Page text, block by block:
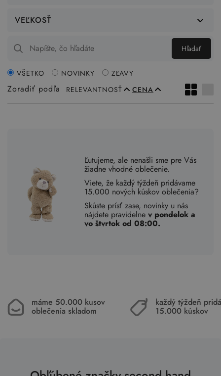
VEĽKOSŤ
Hľadať
Zoradiť podľa RELEVANTNOSŤ CENA
VŠETKO NOVINKY ZĽAVY
Ľutujeme, ale nenašli sme pre Vás
žiadne vhodné oblečenie.
Viete, že každý týždeň pridávame
15.000 nových kúskov oblečenia?
Skúste prísť zase, novinky u nás
nájdete pravidelnev pondelok a
vo štvrtok od 08:00.
máme 50.000 kusov
oblečenia skladom
každý týždeň
15.000 kúskov